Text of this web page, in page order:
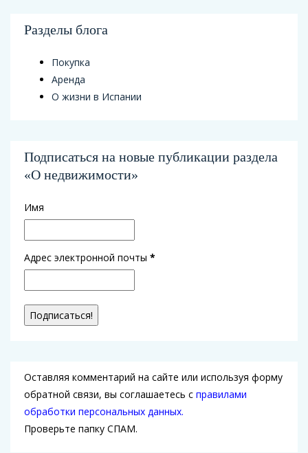
Разделы блога
Покупка
Аренда
О жизни в Испании
Подписаться на новые публикации раздела
«О недвижимости»
Имя
Адрес электронной почты *
Оставляя комментарий на сайте или используя форму
обратной связи, вы соглашаетесь с правилами
обработки персональных данных.
Проверьте папку СПАМ.